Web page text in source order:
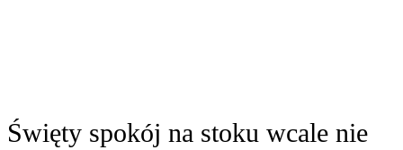
Święty spokój na stoku wcale nie